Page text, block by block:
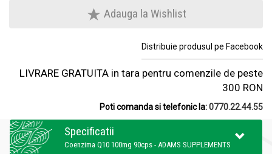
Adauga la Wishlist
Distribuie produsul pe Facebook
LIVRARE GRATUITA in tara pentru comenzile de peste
300 RON
Poti comanda si telefonic la:0770.22.44.55
Specificatii
Coenzima Q10 100mg 90cps - ADAMS SUPPLEMENTS